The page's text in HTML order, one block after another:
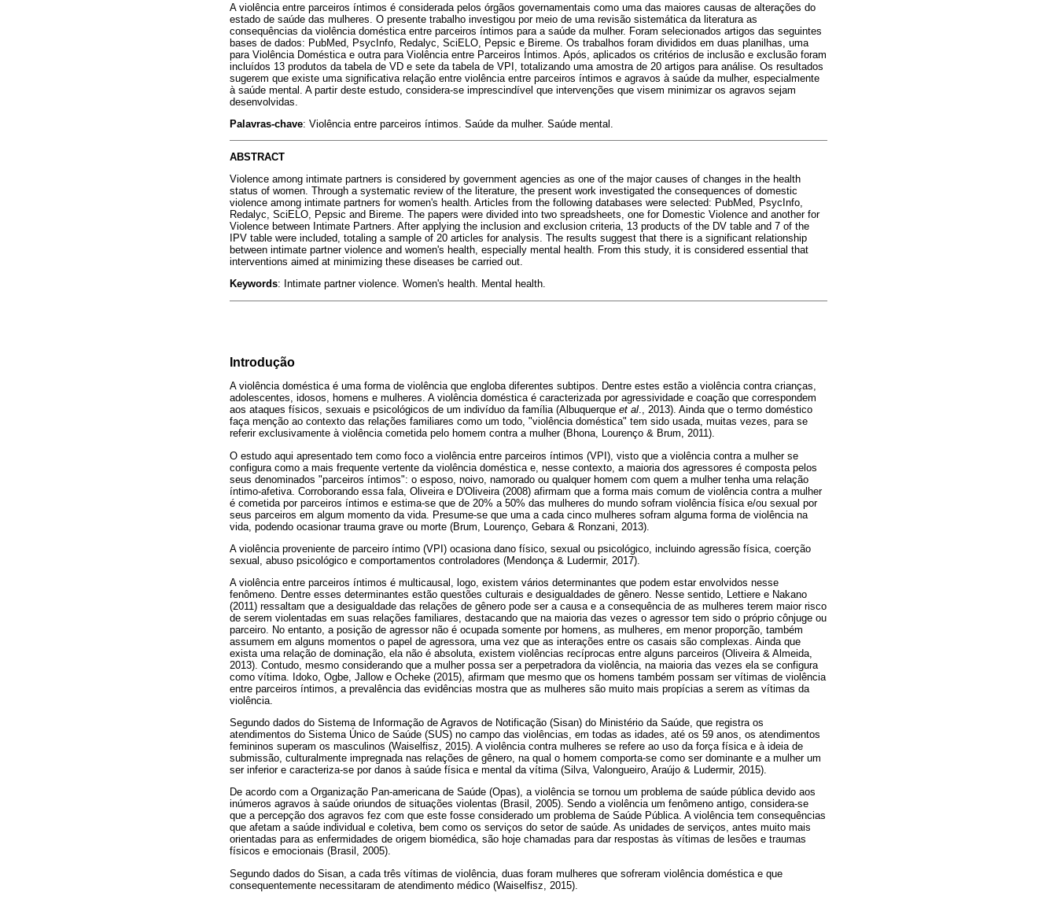
A violência entre parceiros íntimos é considerada pelos órgãos governamentais como uma das maiores causas de alterações do
estado de saúde das mulheres. O presente trabalho investigou por meio de uma revisão sistemática da literatura as
consequências da violência doméstica entre parceiros íntimos para a saúde da mulher. Foram selecionados artigos das seguintes
bases de dados: PubMed, PsycInfo, Redalyc, SciELO, Pepsic e Bireme. Os trabalhos foram divididos em duas planilhas, uma
para Violência Doméstica e outra para Violência entre Parceiros Íntimos. Após, aplicados os critérios de inclusão e exclusão foram
incluídos 13 produtos da tabela de VD e sete da tabela de VPI, totalizando uma amostra de 20 artigos para análise. Os resultados
sugerem que existe uma significativa relação entre violência entre parceiros íntimos e agravos à saúde da mulher, especialmente
à saúde mental. A partir deste estudo, considera-se imprescindível que intervenções que visem minimizar os agravos sejam
desenvolvidas.
Palavras-chave: Violência entre parceiros íntimos. Saúde da mulher. Saúde mental.
ABSTRACT
Violence among intimate partners is considered by government agencies as one of the major causes of changes in the health
status of women. Through a systematic review of the literature, the present work investigated the consequences of domestic
violence among intimate partners for women's health. Articles from the following databases were selected: PubMed, PsycInfo,
Redalyc, SciELO, Pepsic and Bireme. The papers were divided into two spreadsheets, one for Domestic Violence and another for
Violence between Intimate Partners. After applying the inclusion and exclusion criteria, 13 products of the DV table and 7 of the
IPV table were included, totaling a sample of 20 articles for analysis. The results suggest that there is a significant relationship
between intimate partner violence and women's health, especially mental health. From this study, it is considered essential that
interventions aimed at minimizing these diseases be carried out.
Keywords: Intimate partner violence. Women's health. Mental health.
Introdução
A violência doméstica é uma forma de violência que engloba diferentes subtipos. Dentre estes estão a violência contra crianças,
adolescentes, idosos, homens e mulheres. A violência doméstica é caracterizada por agressividade e coação que correspondem
aos ataques físicos, sexuais e psicológicos de um indivíduo da família (Albuquerque et al., 2013). Ainda que o termo doméstico
faça menção ao contexto das relações familiares como um todo, "violência doméstica" tem sido usada, muitas vezes, para se
referir exclusivamente à violência cometida pelo homem contra a mulher (Bhona, Lourenço & Brum, 2011).
O estudo aqui apresentado tem como foco a violência entre parceiros íntimos (VPI), visto que a violência contra a mulher se
configura como a mais frequente vertente da violência doméstica e, nesse contexto, a maioria dos agressores é composta pelos
seus denominados "parceiros íntimos": o esposo, noivo, namorado ou qualquer homem com quem a mulher tenha uma relação
íntimo-afetiva. Corroborando essa fala, Oliveira e D'Oliveira (2008) afirmam que a forma mais comum de violência contra a mulher
é cometida por parceiros íntimos e estima-se que de 20% a 50% das mulheres do mundo sofram violência física e/ou sexual por
seus parceiros em algum momento da vida. Presume-se que uma a cada cinco mulheres sofram alguma forma de violência na
vida, podendo ocasionar trauma grave ou morte (Brum, Lourenço, Gebara & Ronzani, 2013).
A violência proveniente de parceiro íntimo (VPI) ocasiona dano físico, sexual ou psicológico, incluindo agressão física, coerção
sexual, abuso psicológico e comportamentos controladores (Mendonça & Ludermir, 2017).
A violência entre parceiros íntimos é multicausal, logo, existem vários determinantes que podem estar envolvidos nesse
fenômeno. Dentre esses determinantes estão questões culturais e desigualdades de gênero. Nesse sentido, Lettiere e Nakano
(2011) ressaltam que a desigualdade das relações de gênero pode ser a causa e a consequência de as mulheres terem maior risco
de serem violentadas em suas relações familiares, destacando que na maioria das vezes o agressor tem sido o próprio cônjuge ou
parceiro. No entanto, a posição de agressor não é ocupada somente por homens, as mulheres, em menor proporção, também
assumem em alguns momentos o papel de agressora, uma vez que as interações entre os casais são complexas. Ainda que
exista uma relação de dominação, ela não é absoluta, existem violências recíprocas entre alguns parceiros (Oliveira & Almeida,
2013). Contudo, mesmo considerando que a mulher possa ser a perpetradora da violência, na maioria das vezes ela se configura
como vítima. Idoko, Ogbe, Jallow e Ocheke (2015), afirmam que mesmo que os homens também possam ser vítimas de violência
entre parceiros íntimos, a prevalência das evidências mostra que as mulheres são muito mais propícias a serem as vítimas da
violência.
Segundo dados do Sistema de Informação de Agravos de Notificação (Sisan) do Ministério da Saúde, que registra os
atendimentos do Sistema Único de Saúde (SUS) no campo das violências, em todas as idades, até os 59 anos, os atendimentos
femininos superam os masculinos (Waiselfisz, 2015). A violência contra mulheres se refere ao uso da força física e à ideia de
submissão, culturalmente impregnada nas relações de gênero, na qual o homem comporta-se como ser dominante e a mulher um
ser inferior e caracteriza-se por danos à saúde física e mental da vítima (Silva, Valongueiro, Araújo & Ludermir, 2015).
De acordo com a Organização Pan-americana de Saúde (Opas), a violência se tornou um problema de saúde pública devido aos
inúmeros agravos à saúde oriundos de situações violentas (Brasil, 2005). Sendo a violência um fenômeno antigo, considera-se
que a percepção dos agravos fez com que este fosse considerado um problema de Saúde Pública. A violência tem consequências
que afetam a saúde individual e coletiva, bem como os serviços do setor de saúde. As unidades de serviços, antes muito mais
orientadas para as enfermidades de origem biomédica, são hoje chamadas para dar respostas às vítimas de lesões e traumas
físicos e emocionais (Brasil, 2005).
Segundo dados do Sisan, a cada três vítimas de violência, duas foram mulheres que sofreram violência doméstica e que
consequentemente necessitaram de atendimento médico (Waiselfisz, 2015).